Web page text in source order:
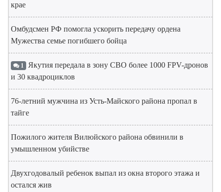
крае
Омбудсмен РФ помогла ускорить передачу ордена
Мужества семье погибшего бойца
1 Якутия передала в зону СВО более 1000 FPV-дронов
и 30 квадроциклов
76-летний мужчина из Усть-Майского района пропал в
тайге
Пожилого жителя Вилюйского района обвинили в
умышленном убийстве
Двухгодовалый ребенок выпал из окна второго этажа и
остался жив